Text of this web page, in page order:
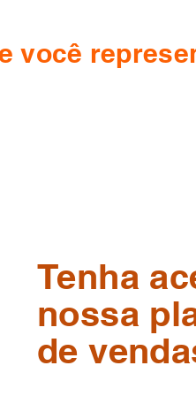
você
Tenha
nossa
de